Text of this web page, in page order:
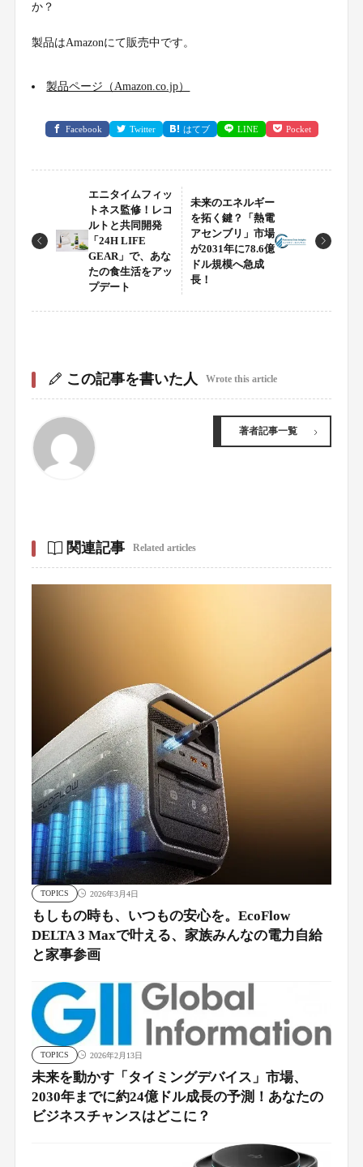
か？
製品はAmazonにて販売中です。
製品ページ（Amazon.co.jp）
Facebook Twitter はてブ LINE Pocket
エニタイムフィッ
トネス監修！レコ
ルトと共同開発
「24H LIFE
GEAR」で、あな
たの食生活をアッ
プデート
未来のエネルギー
を拓く鍵？「熱電
アセンブリ」市場
が2031年に78.6億
ドル規模へ急成
長！
この記事を書いた人 Wrote this article
著者記事一覧
関連記事 Related articles
TOPICS 2026年3月4日
もしもの時も、いつもの安心を。EcoFlow
DELTA 3 Maxで叶える、家族みんなの電力自給
と家事参画
TOPICS 2026年2月13日
未来を動かす「タイミングデバイス」市場、
2030年までに約24億ドル成長の予測！あなたの
ビジネスチャンスはどこに？